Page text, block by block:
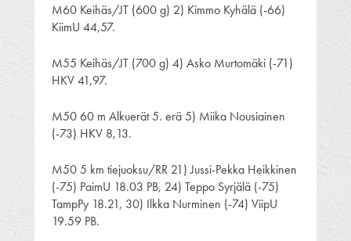
M60 Keihäs/JT (600 g) 2) Kimmo Kyhälä (-66)
KiimU 44,57.
M55 Keihäs/JT (700 g) 4) Asko Murtomäki (-71)
HKV 41,97.
M50 60 m Alkuerät 5. erä 5) Miika Nousiainen
(-73) HKV 8,13.
M50 5 km tiejuoksu/RR 21) Jussi-Pekka Heikkinen
(-75) PaimU 18.03 PB, 24) Teppo Syrjälä (-75)
TampPy 18.21, 30) Ilkka Nurminen (-74) ViipU
19.59 PB.